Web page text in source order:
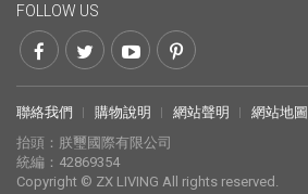
FOLLOW US
聯絡我們 購物說明 網站聲明
網站地圖
抬頭：朕璽國際有限公司
統編：42869354
Copyright © ZX LIVING All rights reserved.